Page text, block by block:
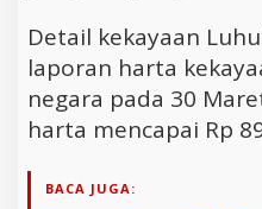
Detail kekayaan
laporan harta
negara pada 30
harta mencapai Rp
BACA JUGA: